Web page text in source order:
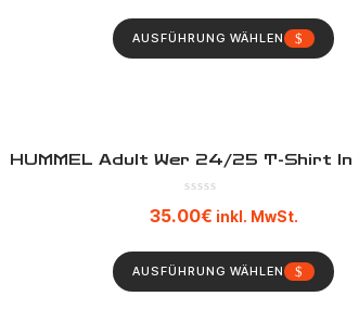
AUSFÜHRUNG WÄHLEN
HUMMEL Adult Wer 24/25 T-Shirt In
35.00€ inkl. MwSt.
AUSFÜHRUNG WÄHLEN